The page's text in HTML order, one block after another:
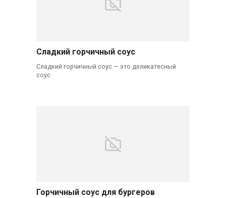
Сладкий горчичный соус
Сладкий горчичный соус — это деликатесный
соус
Горчичный соус для бургеров